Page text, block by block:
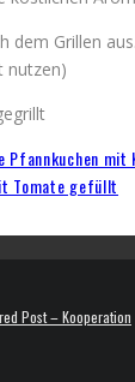
dem Grillen
nutzen)
Pfannkuchen mit
Tomate gefüllt
Post – Kooperation